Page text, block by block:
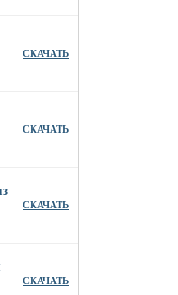
СКАЧАТЬ
СКАЧАТЬ
СКАЧАТЬ
СКАЧАТЬ